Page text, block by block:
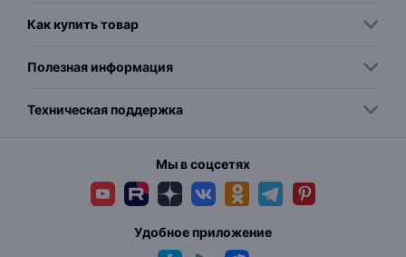
Как купить товар
Полезная информация
Техническая поддержка
Мы в соцсетях
Удобное приложение